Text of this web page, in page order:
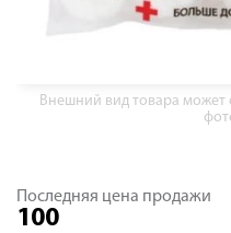
Внешний вид товара может
Последняя цена продажи
100